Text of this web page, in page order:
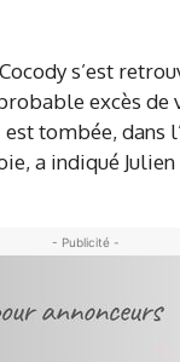
s’est
excès de
tombée, dans
a indiqué Julien
- Publicité -